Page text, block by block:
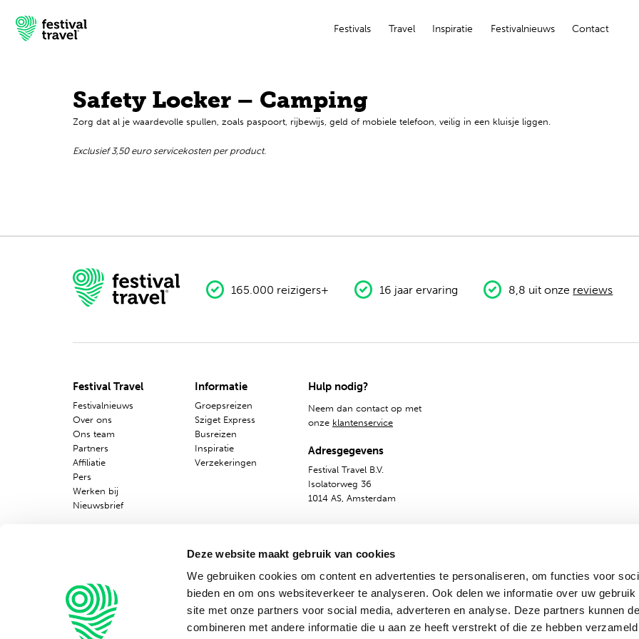
Deze website maakt gebruik van cookies
We gebruiken cookies om content en advertenties te personaliseren, om functies voor
bieden en om ons websiteverkeer te analyseren. Ook delen we informatie over uw gebruik
site met onze partners voor social media, adverteren en analyse. Deze partners kunnen
combineren met andere informatie die u aan ze heeft verstrekt of die ze hebben
Festivals Travel Inspiratie Festivalnieuws Contact
Festivals
Mijn account
Safety Locker – Camping
Zorg dat al je waardevolle spullen, zoals paspoort, rijbewijs, geld of mobiele telefoon, veilig in een kluisje liggen.
Exclusief 3,50 euro servicekosten per product.
165.000 reizigers+ 16 jaar ervaring 8,8 uit onze reviews
Festival Travel
Festivalnieuws
Over ons
Ons team
Partners
Affiliatie
Pers
Werken bij
Nieuwsbrief
Informatie
Groepsreizen
Sziget Express
Busreizen
Inspiratie
Verzekeringen
Hulp nodig?
Neem dan contact op met
onze klantenservice
Adresgegevens
Festival Travel B.V.
Isolatorweg 36
1014 AS, Amsterdam